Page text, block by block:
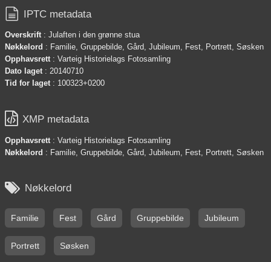
 IPTC metadata
Overskrift: Julaften i den grønne stua
Nøkkelord : Familie, Gruppebilde, Gård, Jubileum, Fest, Portrett, Søsken
Opphavsrett: Varteig Historielags Fotosamling
Dato laget: 20140710
Tid for laget: 100323+0200
 XMP metadata
Opphavsrett: Varteig Historielags Fotosamling
Nøkkelord : Familie, Gruppebilde, Gård, Jubileum, Fest, Portrett, Søsken
 Nøkkelord
Familie Fest Gård Gruppebilde Jubileum
Portrett Søsken